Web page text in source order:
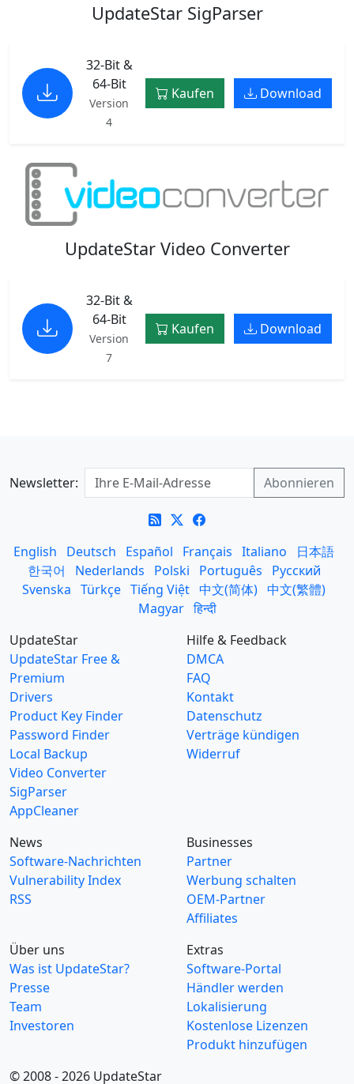
UpdateStar SigParser
32-Bit &
64-Bit
Version
4
Kaufen Download
UpdateStar Video Converter
32-Bit &
64-Bit
Version
7
Kaufen Download
Newsletter:
English Deutsch Español Français Italiano
日本語
한국어
Nederlands Polski Português
Русский
Svenska Türkçe Tiếng Việt 中文(简体) 中文(繁體)
Magyar हिन्दी
UpdateStar
UpdateStar Free &
Premium
Drivers
Product Key Finder
Password Finder
Local Backup
Video Converter
SigParser
AppCleaner
Hilfe & Feedback
DMCA
FAQ
Kontakt
Datenschutz
Verträge kündigen
Widerruf
News
Software-Nachrichten
Vulnerability Index
RSS
Businesses
Partner
Werbung schalten
OEM-Partner
Affiliates
Über uns
Was ist UpdateStar?
Presse
Team
Investoren
Extras
Software-Portal
Händler werden
Lokalisierung
Kostenlose Lizenzen
Produkt hinzufügen
© 2008 - 2026 UpdateStar